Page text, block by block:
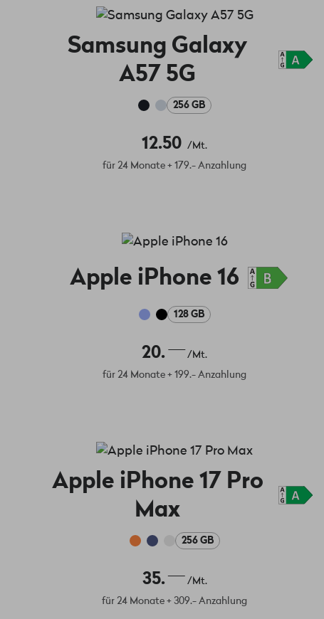
Samsung Galaxy
A57 5G
256 GB
12.50 /Mt.
für 24 Monate + 179.- Anzahlung
Apple iPhone 16
128 GB
20.
/Mt.
für 24 Monate + 199.- Anzahlung
Apple iPhone 17 Pro
Max
256 GB
35.
/Mt.
für 24 Monate + 309.- Anzahlung